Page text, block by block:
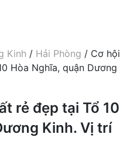
Kinh / Hải Phòng / Cơ hội
Hòa Nghĩa, quận Dương
rẻ đẹp tại Tổ 10
Kinh. Vị trí